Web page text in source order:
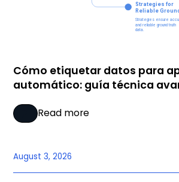
Cómo etiquetar datos para
automático: guía técnica
Read more
August 3, 2026